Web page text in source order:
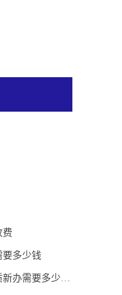
费
要多少钱
需要多少时间